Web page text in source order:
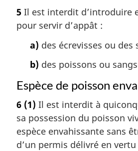
5 Il est interdit d’introduire
pour servir d’appât :
a) des écrevisses ou des
b) des poissons ou
Espèce de poisson
6 (1) Il est interdit à
sa possession du poisson
espèce envahissante sans
d’un permis délivré en